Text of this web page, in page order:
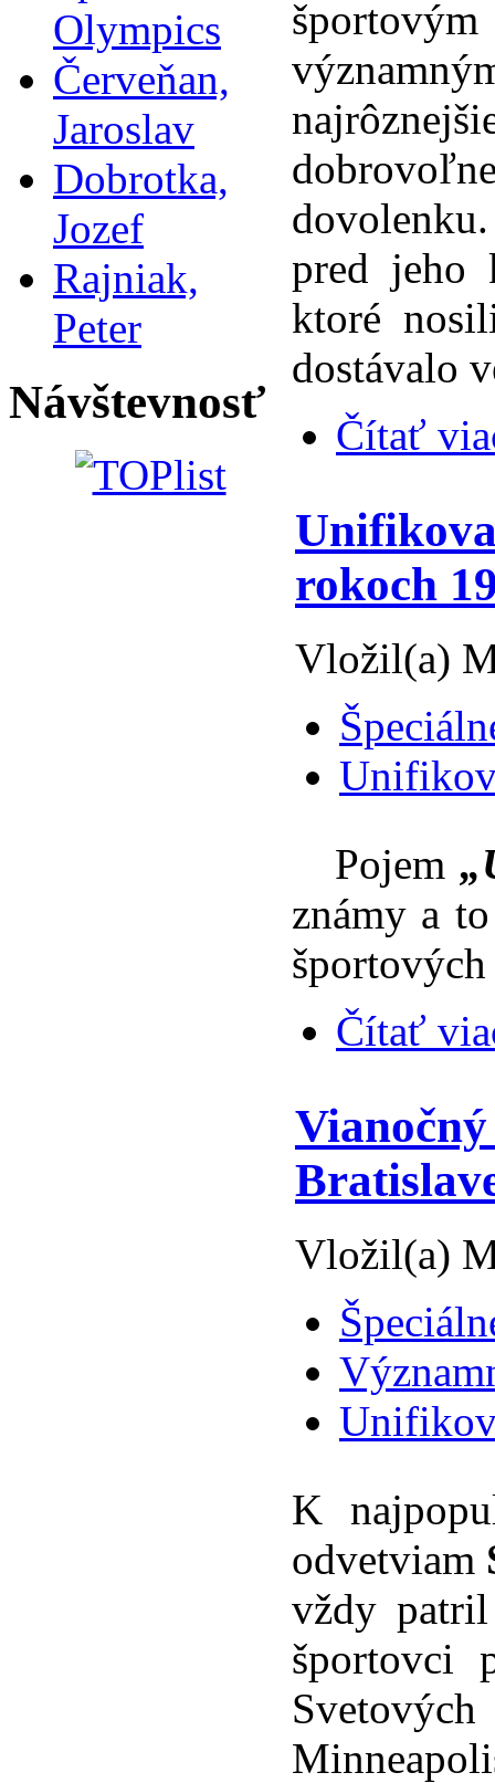
Olympics
Červeňan,
Jaroslav
Dobrotka,
Jozef
Rajniak,
Peter
Návštevnosť
pred jeho
ktoré
dostávalo
Čítať
rokoch
Vložil(a)
Pojem„
známy a
Čítať
Vložil(a)
K
odvetviam
vždy
športovci